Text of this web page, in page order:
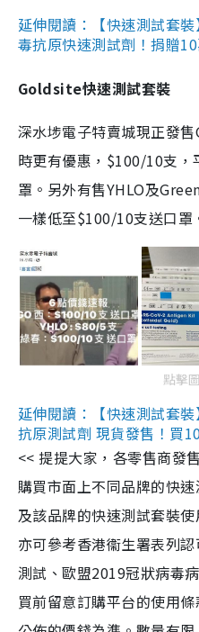
延伸閱讀：【快速測試套
毒抗原快速測試劑！捐贈
Goldsite快速測試套裝
深水埗電子特賣城現正發
時更有優惠，$100/10支，
罩。另外有售YHLO及
一樣低至$100/10支送口罩
點擊
延伸閱讀：【快速測試套
抗原測試劑 現貨發售！買
<< 提提大家，各零售商發
購買市面上不同品牌的快
及該品牌的快速測試套裝
亦可參考香港衞生署表列
測試、歐盟2019冠狀病毒
買前留意訂購平台的使用